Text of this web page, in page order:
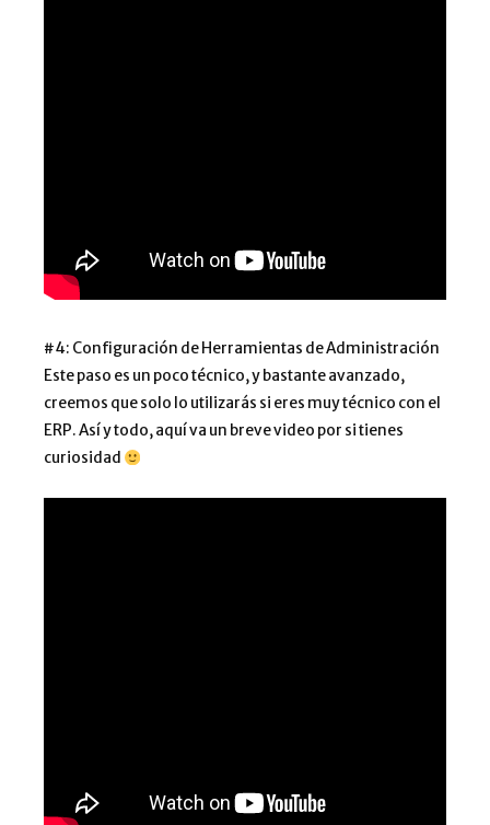
#4: Configuración de Herramientas de Administración
Este paso es un poco técnico, y bastante avanzado,
creemos que solo lo utilizarás si eres muy técnico con el
ERP. Así y todo, aquí va un breve video por si tienes
curiosidad